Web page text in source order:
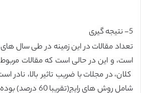
5- نتیجه گیری
تعداد مقالات در این زمینه در طی سال
است، و این در حالی است که مقالات مربوط
کلان، در مجلات با ضریب تاثیر بالا، نادر
شامل روش های